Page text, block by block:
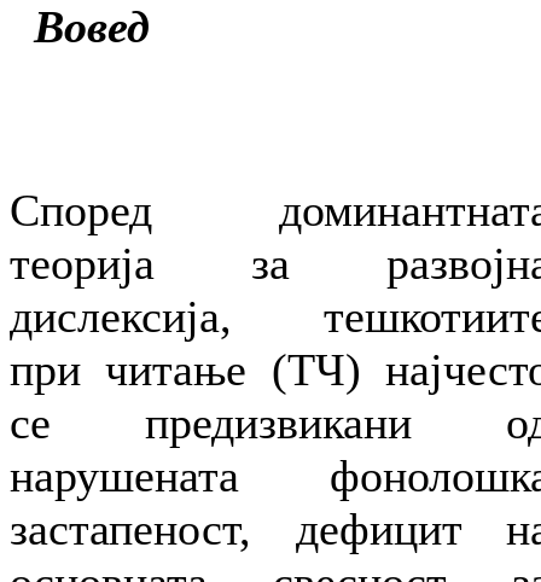
Вовед
Според
теорија за
дислексија,
при читање (ТЧ)
се предизвикани
нарушената
застапеност, дефицит